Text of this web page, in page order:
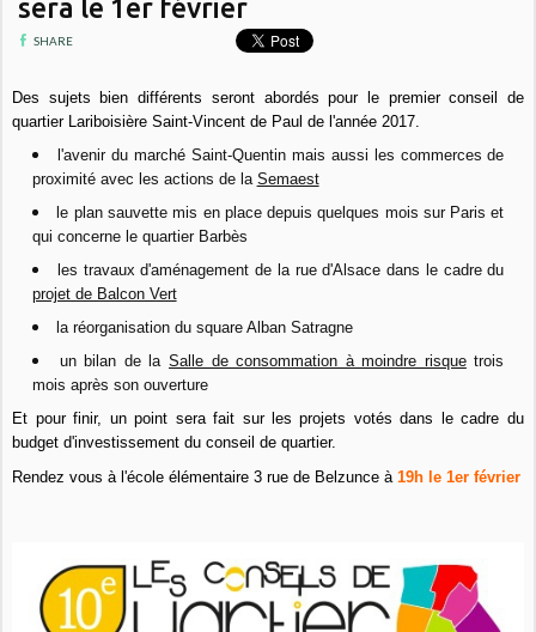
sera le 1er février
SHARE
Des sujets bien différents seront abordés pour le premier conseil de
quartier Lariboisière Saint-Vincent de Paul de l'année 2017.
l'avenir du marché Saint-Quentin mais aussi les commerces de
proximité avec les actions de la Semaest
le plan sauvette mis en place depuis quelques mois sur Paris et
qui concerne le quartier Barbès
les travaux d'aménagement de la rue d'Alsace dans le cadre du
projet de Balcon Vert
la réorganisation du square Alban Satragne
un bilan de laSalle de consommation à moindre risquetrois
mois après son ouverture
Et pour finir, un point sera fait sur les projets votés dans le cadre du
budget d'investissement du conseil de quartier.
Rendez vous à l'école élémentaire 3 rue de Belzunce à19h le 1er février